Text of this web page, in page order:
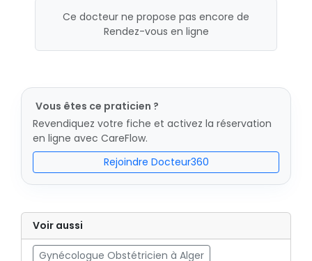
Ce docteur ne propose pas encore de
Rendez-vous en ligne
Vous êtes ce praticien ?
Revendiquez votre fiche et activez la réservation
en ligne avec CareFlow.
Rejoindre Docteur360
Voir aussi
Gynécologue Obstétricien à Alger